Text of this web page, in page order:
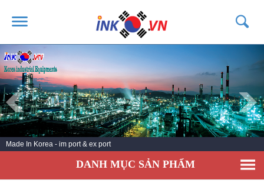
TRANG CHỦ
GIỚI THIỆU
SẢN PHẨM
DỊCH VỤ
TIN TỨC
KHÁCH HÀNG
Made In Korea - im port & ex port
DANH MỤC SẢN PHẨM